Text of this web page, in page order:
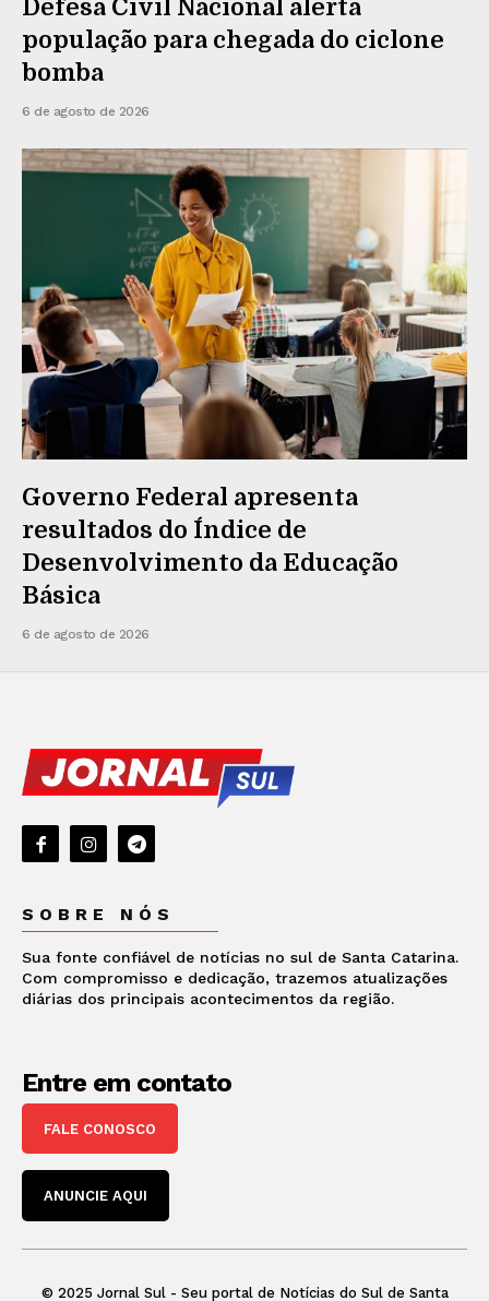
Defesa Civil Nacional alerta
população para chegada do ciclone
bomba
6 de agosto de 2026
Governo Federal apresenta
resultados do Índice de
Desenvolvimento da Educação
Básica
6 de agosto de 2026
SOBRE NÓS
Sua fonte confiável de notícias no sul de Santa Catarina.
Com compromisso e dedicação, trazemos atualizações
diárias dos principais acontecimentos da região.
Entre em contato
FALE CONOSCO
ANUNCIE AQUI
© 2025 Jornal Sul - Seu portal de Notícias do Sul de Santa